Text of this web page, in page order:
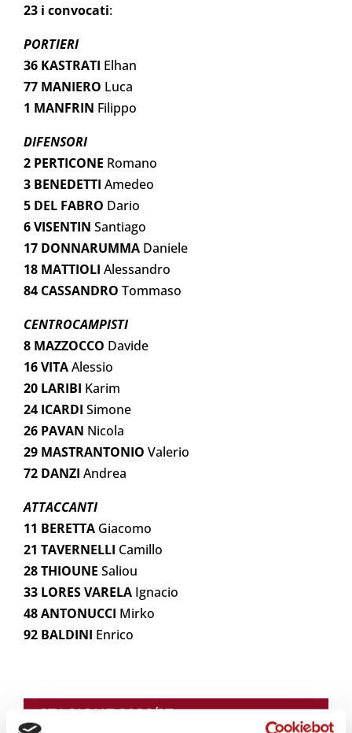
23 i convocati:
PORTIERI
36 KASTRATI Elhan
77 MANIERO Luca
1 MANFRIN Filippo
DIFENSORI
2 PERTICONE Romano
3 BENEDETTI Amedeo
5 DEL FABRO Dario
6 VISENTIN Santiago
17 DONNARUMMA Daniele
18 MATTIOLI Alessandro
84 CASSANDRO Tommaso
CENTROCAMPISTI
8 MAZZOCCO Davide
16 VITAAlessio
20 LARIBI Karim
24 ICARDI Simone
26 PAVAN Nicola
29 MASTRANTONIO Valerio
72 DANZI Andrea
ATTACCANTI
11 BERETTA Giacomo
21 TAVERNELLI Camillo
28 THIOUNE Saliou
33 LORES VARELA Ignacio
48 ANTONUCCI Mirko
92 BALDINI Enrico
STAGIONE 2026/27